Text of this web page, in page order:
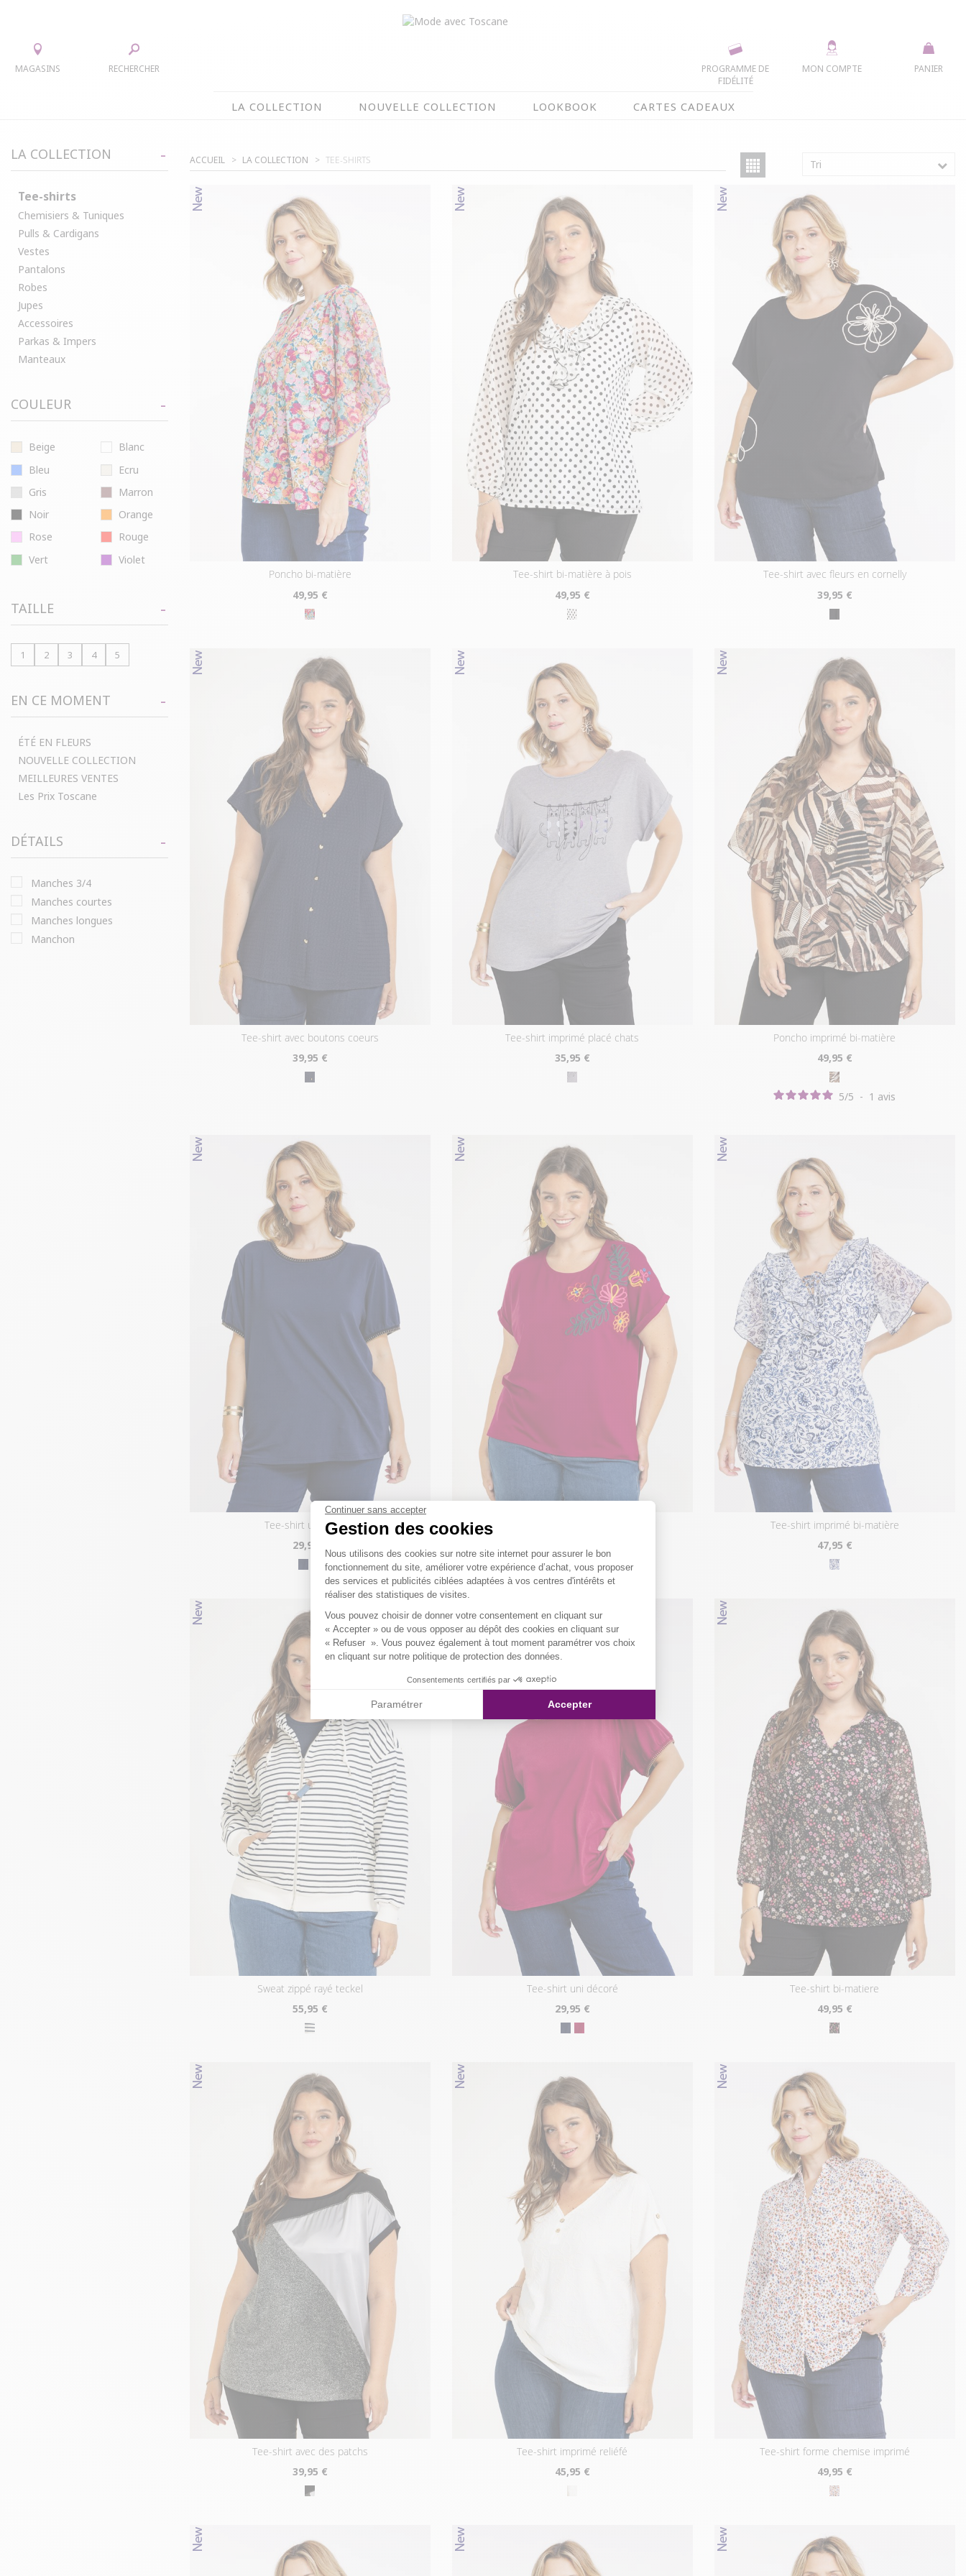
Continuer sans accepter
Gestion des cookies
Plateforme de Gestion du Consentement : Personnalisez vos Options
Nous utilisons des cookies sur notre site internet pour assurer le bon
fonctionnement du site, améliorer votre expérience d’achat, vous proposer
des services et publicités ciblées adaptées à vos centres d'intérêts et
réaliser des statistiques de visites.
Vous pouvez choisir de donner votre consentement en cliquant sur
« Accepter » ou de vous opposer au dépôt des cookies en cliquant sur
« Refuser ». Vous pouvez également à tout moment paramétrer vos choix
en cliquant sur notre politique de protection des données.
Consentements certifiés par
Paramétrer Accepter
PANIER
MON COMPTE
PROGRAMME DE
FIDÉLITÉ
MAGASINS RECHERCHER
LA COLLECTION NOUVELLE COLLECTION LOOKBOOK CARTES CADEAUX
TEE-SHIRTS
CHEMISIERS & TUNIQUES
PULLS & CARDIGANS
VESTES
JUPES
ACCESSOIRES
PARKAS & IMPERS
MANTEAUX
ÉTÉ EN FLEURS
NOUVELLE COLLECTION
MEILLEURES VENTES
LES PRIX TOSCANE
LA COLLECTION
Tee-shirts
Chemisiers & Tuniques
Pulls & Cardigans
Vestes
Pantalons
Robes
Jupes
Accessoires
Parkas & Impers
Manteaux
COULEUR
Beige
Blanc
Bleu
Ecru
Gris
Marron
Noir
Orange
Rose
Rouge
Vert
Violet
TAILLE
1 2 3 4 5
EN CE MOMENT
ÉTÉ EN FLEURS
NOUVELLE COLLECTION
MEILLEURES VENTES
Les Prix Toscane
DÉTAILS
manches 3/4
manches courtes
manches longues
manchon
ACCUEIL LA COLLECTION TEE-SHIRTS Tri
poncho bi-matière
49,95 €
tee-shirt bi-matière à pois
49,95 €
tee-shirt avec fleurs en cornelly
39,95 €
tee-shirt avec boutons coeurs
39,95 €
tee-shirt imprimé placé chats
35,95 €
poncho imprimé bi-matière
49,95 €
5/5 - 1 avis
tee-shirt uni décoré
29,95 €
tee-shirt imprimé bi-matière
47,95 €
sweat zippé rayé teckel
55,95 €
tee-shirt uni décoré
29,95 €
tee-shirt bi-matiere
49,95 €
tee-shirt avec des patchs
39,95 €
tee-shirt imprimé reliéfé
45,95 €
tee-shirt forme chemise imprimé
49,95 €